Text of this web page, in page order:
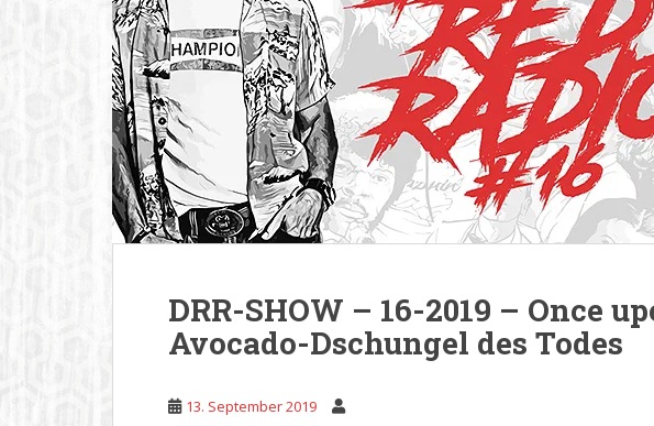
DRR-SHOW – 16-2019 – Once
Avocado-Dschungel des Todes
13. September 2019